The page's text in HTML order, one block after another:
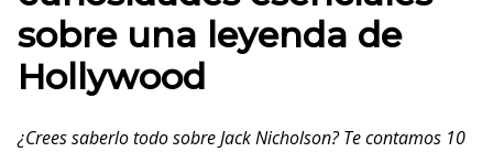
sobre una leyenda de
Hollywood
¿Crees saberlo todo sobre Jack Nicholson? Te contamos 10